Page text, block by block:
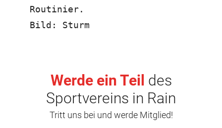
Routinier.
Bild: Sturm
Werde ein Teil des
Sportvereins in Rain
Tritt uns bei und werde Mitglied!